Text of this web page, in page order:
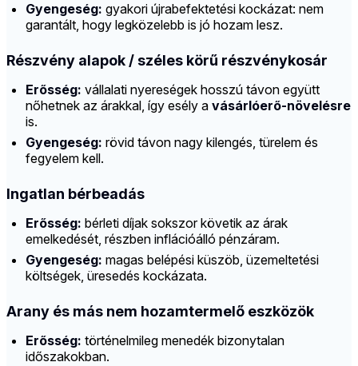
Gyengeség: gyakori újrabefektetési kockázat: nem
garantált, hogy legközelebb is jó hozam lesz.
Részvény alapok / széles körű részvénykosár
Erősség: vállalati nyereségek hosszú távon együtt
nőhetnek az árakkal, így esély a vásárlóerő-növelésre
is.
Gyengeség: rövid távon nagy kilengés, türelem és
fegyelem kell.
Ingatlan bérbeadás
Erősség: bérleti díjak sokszor követik az árak
emelkedését, részben inflációálló pénzáram.
Gyengeség: magas belépési küszöb, üzemeltetési
költségek, üresedés kockázata.
Arany és más nem hozamtermelő eszközök
Erősség: történelmileg menedék bizonytalan
időszakokban.